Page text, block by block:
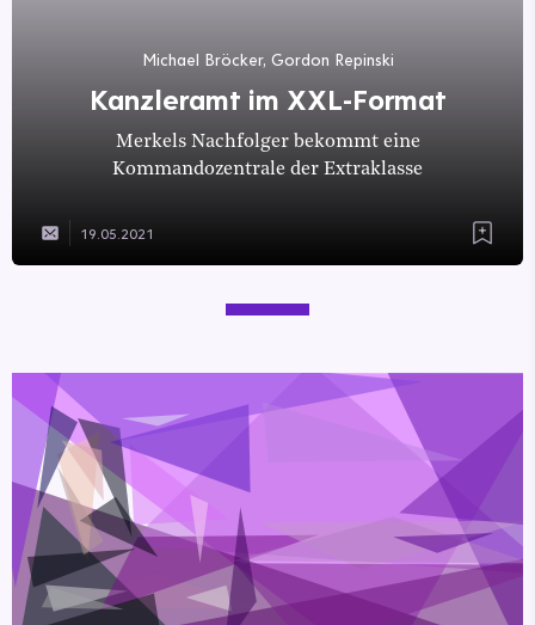
Michael Bröcker, Gordon Repinski
Kanzleramt im XXL-Format
Merkels Nachfolger bekommt eine
Kommandozentrale der Extraklasse
19.05.2021